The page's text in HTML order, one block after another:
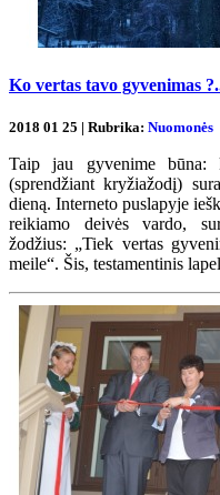
Ko vertas tavo gyvenimas
2018 01 25 | Rubrika: Nuomonės
Taip jau gyvenime būna:
(sprendžiant kryžiažodį)
dieną. Interneto puslapyje
reikiamo deivės vardo,
žodžius: „Tiek vertas
meile“. Šis, testamentinis